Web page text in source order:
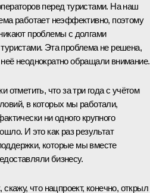
перед туристами. На наш
работает неэффективно, поэтому
проблемы с долгами
Эта проблема не решена,
неоднократно обращали внимание.
отметить, что за три года с учётом
в которых мы работали,
ни одного крупного
И это как раз результат
которые мы вместе
бизнесу.
скажу, что нацпроект, конечно, открыл